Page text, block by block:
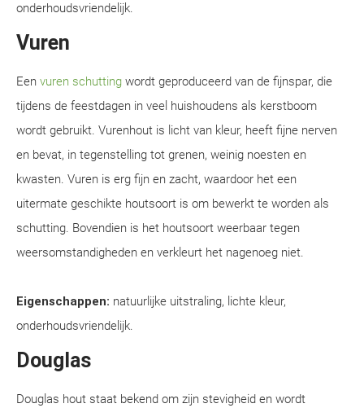
onderhoudsvriendelijk.
Vuren
Een vuren schutting wordt geproduceerd van de fijnspar, die
tijdens de feestdagen in veel huishoudens als kerstboom
wordt gebruikt. Vurenhout is licht van kleur, heeft fijne nerven
en bevat, in tegenstelling tot grenen, weinig noesten en
kwasten. Vuren is erg fijn en zacht, waardoor het een
uitermate geschikte houtsoort is om bewerkt te worden als
schutting. Bovendien is het houtsoort weerbaar tegen
weersomstandigheden en verkleurt het nagenoeg niet.
Eigenschappen: natuurlijke uitstraling, lichte kleur,
onderhoudsvriendelijk.
Douglas
Douglas hout staat bekend om zijn stevigheid en wordt